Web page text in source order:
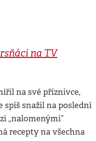
na TV
na své příznivce,
spíš snažil na poslední
„nalomenými“
recepty na všechna